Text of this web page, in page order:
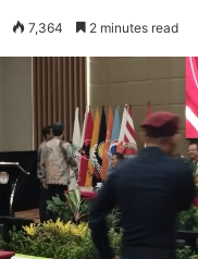
7,364 2 minutes read